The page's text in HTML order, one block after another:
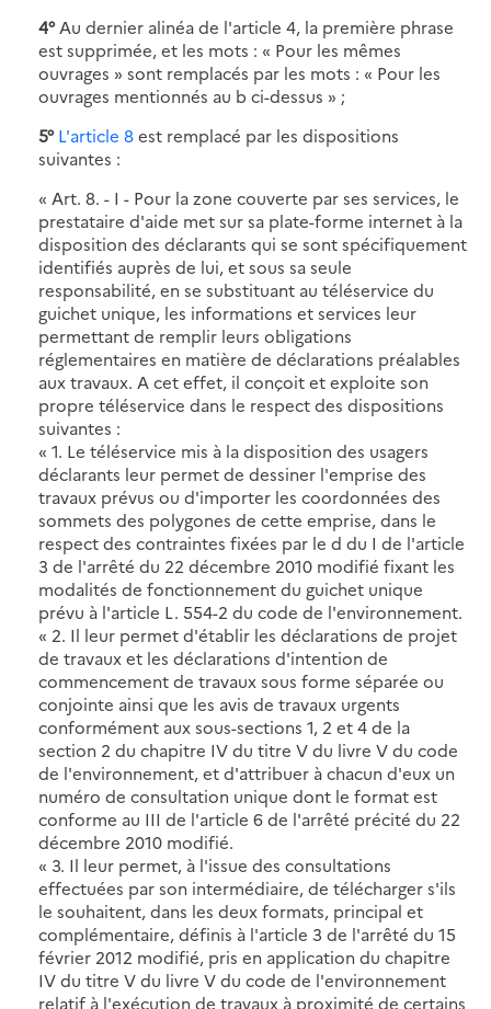
4°Au dernier alinéa de l'article 4, la première phrase
est supprimée, et les mots : « Pour les mêmes
ouvrages » sont remplacés par les mots : « Pour les
ouvrages mentionnés au b ci-dessus » ;
5° L'article 8est remplacé par les dispositions
suivantes :
« Art. 8. - I - Pour la zone couverte par ses services, le
prestataire d'aide met sur sa plate-forme internet à la
disposition des déclarants qui se sont spécifiquement
identifiés auprès de lui, et sous sa seule
responsabilité, en se substituant au téléservice du
guichet unique, les informations et services leur
permettant de remplir leurs obligations
réglementaires en matière de déclarations préalables
aux travaux. A cet effet, il conçoit et exploite son
propre téléservice dans le respect des dispositions
suivantes :
« 1. Le téléservice mis à la disposition des usagers
déclarants leur permet de dessiner l'emprise des
travaux prévus ou d'importer les coordonnées des
sommets des polygones de cette emprise, dans le
respect des contraintes fixées par le d du I de l'article
3 de l'arrêté du 22 décembre 2010 modifié fixant les
modalités de fonctionnement du guichet unique
prévu à l'article L. 554-2 du code de l'environnement.
« 2. Il leur permet d'établir les déclarations de projet
de travaux et les déclarations d'intention de
commencement de travaux sous forme séparée ou
conjointe ainsi que les avis de travaux urgents
conformément aux sous-sections 1, 2 et 4 de la
section 2 du chapitre IV du titre V du livre V du code
de l'environnement, et d'attribuer à chacun d'eux un
numéro de consultation unique dont le format est
conforme au III de l'article 6 de l'arrêté précité du 22
décembre 2010 modifié.
« 3. Il leur permet, à l'issue des consultations
effectuées par son intermédiaire, de télécharger s'ils
le souhaitent, dans les deux formats, principal et
complémentaire, définis à l'article 3 de l'arrêté du 15
février 2012 modifié, pris en application du chapitre
IV du titre V du livre V du code de l'environnement
relatif à l'exécution de travaux à proximité de certains